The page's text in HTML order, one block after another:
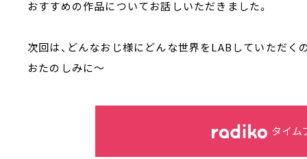
おすすめの作品についてお話しいただきました。
次回は、どんなおじ様にどんな世界をLABしていただく
おたのしみに～
タイム